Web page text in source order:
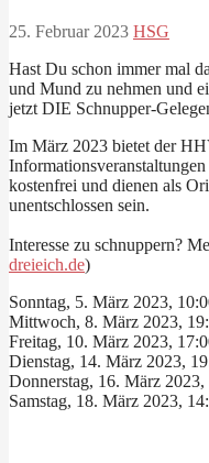
25. Februar 2023 HSG
Hast Du schon immer mal
und Mund zu nehmen und
jetzt DIE Schnupper-
Im März 2023 bietet der
kostenfrei und dienen als
unentschlossen sein.
Interesse zu schnuppern?
dreieich.de)
Sonntag, 5. März 2023,
Mittwoch, 8. März 2023,
Freitag, 10. März 2023,
Dienstag, 14. März 2023,
Donnerstag, 16. März
Samstag, 18. März 2023,